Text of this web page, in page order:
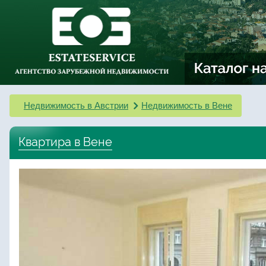
Недвижимость в Австрии Недвижимость в Вене
Квартира в Вене